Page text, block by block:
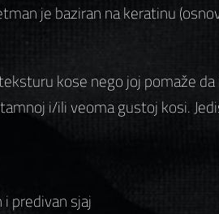
je baziran na keratinu
kose nego joj pomaže
i/ili veoma gustoj kosi.
predivan sjaj